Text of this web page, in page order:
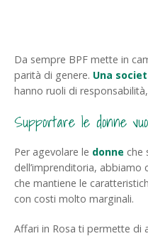
Da sempre BPF mette in
parità di genere. Una
hanno ruoli di responsabilità,
Supportare le donne
Per agevolare le donne che
dell’imprenditoria,
che mantiene le
con costi molto marginali.
Affari in Rosa ti permette di